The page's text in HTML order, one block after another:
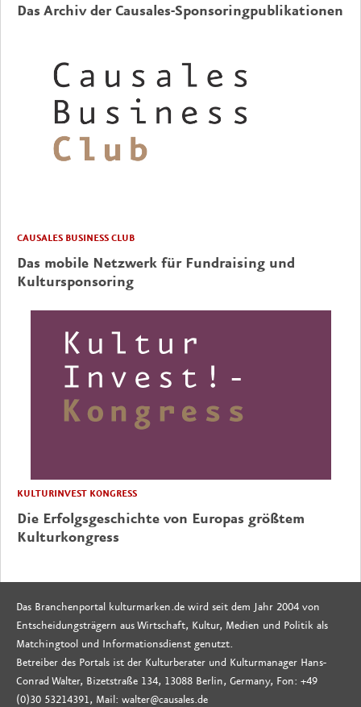
Das Archiv der Causales-Sponsoringpublikationen
CAUSALES BUSINESS CLUB
Das mobile Netzwerk für Fundraising und
Kultursponsoring
KULTURINVEST KONGRESS
Die Erfolgsgeschichte von Europas größtem
Kulturkongress
Das Branchenportal kulturmarken.de wird seit dem Jahr 2004 von
Entscheidungsträgern aus Wirtschaft, Kultur, Medien und Politik als
Matchingtool und Informationsdienst genutzt.
Betreiber des Portals ist der Kulturberater und Kulturmanager Hans-
Conrad Walter, Bizetstraße 134, 13088 Berlin, Germany, Fon: +49
(0)30 53214391, Mail: walter@causales.de